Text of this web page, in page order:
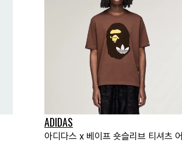
ADIDAS
아디다스 x 베이프 숏슬리브 티셔츠 어